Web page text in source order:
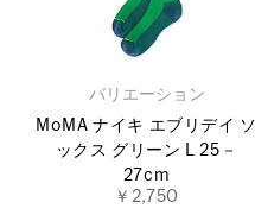
バリエーション
MoMA ナイキ エブリデイ ソ
ックス グリーン L 25－
27cm
￥2,750